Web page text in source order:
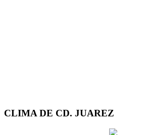
CLIMA DE CD. JUAREZ